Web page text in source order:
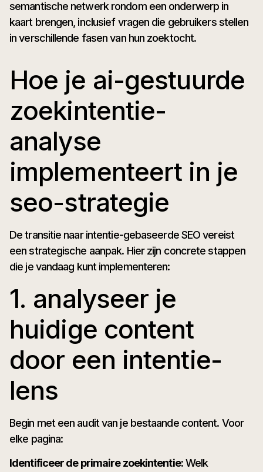
semantische netwerk rondom een onderwerp in
kaart brengen, inclusief vragen die gebruikers stellen
in verschillende fasen van hun zoektocht.
Hoe je ai-gestuurde
zoekintentie-
analyse
implementeert in je
seo-strategie
De transitie naar intentie-gebaseerde SEO vereist
een strategische aanpak. Hier zijn concrete stappen
die je vandaag kunt implementeren:
1. analyseer je
huidige content
door een intentie-
lens
Begin met een audit van je bestaande content. Voor
elke pagina:
Identificeer de primaire zoekintentie:Welk